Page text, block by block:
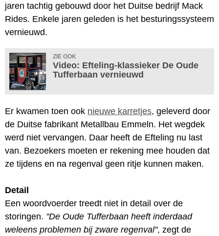
jaren tachtig gebouwd door het Duitse bedrijf Mack
Rides. Enkele jaren geleden is het besturingssysteem
vernieuwd.
ZIE OOK
Video: Efteling-klassieker De Oude
Tufferbaan vernieuwd
Er kwamen toen ook nieuwe karretjes, geleverd door
de Duitse fabrikant Metallbau Emmeln. Het wegdek
werd niet vervangen. Daar heeft de Efteling nu last
van. Bezoekers moeten er rekening mee houden dat
ze tijdens en na regenval geen ritje kunnen maken.
Detail
Een woordvoerder treedt niet in detail over de
storingen. "De Oude Tufferbaan heeft inderdaad
weleens problemen bij zware regenval", zegt de